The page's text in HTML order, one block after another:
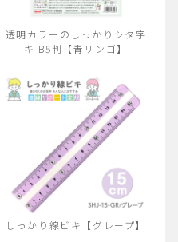
透明カラーのしっかりシタ字
キ B5判【青リンゴ】
しっかり線ビキ【グレープ】